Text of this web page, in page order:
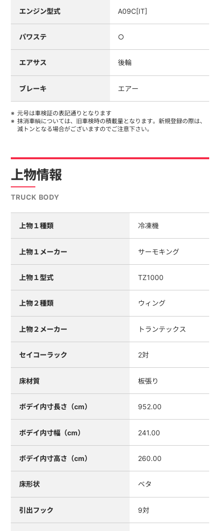
エンジン型式 A09C[IT]
パワステ ○
エアサス 後輪
ブレーキ エアー
元号は車検証の表記通りとなります
抹消車輌については、旧車検時の積載量となります。新規登録の際は、
減トンとなる場合がございますのでご注意下さい。
上物情報
TRUCK BODY
上物１種類 冷凍機
上物１メーカー サーモキング
上物１型式 TZ1000
上物２種類 ウィング
上物２メーカー トランテックス
セイコーラック 2対
床材質 板張り
ボデイ内寸長さ（cm） 952.00
ボデイ内寸幅（cm） 241.00
ボデイ内寸高さ（cm） 260.00
床形状 ベタ
引出フック 9対